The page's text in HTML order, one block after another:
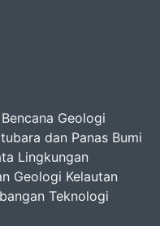
Geologi
dan Panas Bumi
Lingkungan
Geologi Kelautan
Teknologi